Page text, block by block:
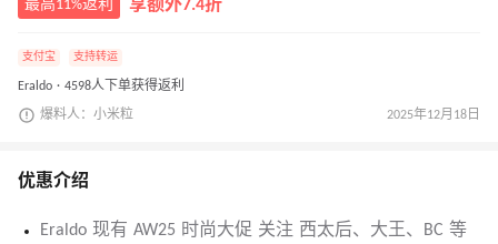
最高11%返利 享额外7.4折
支付宝 支持转运
Eraldo · 4598人下单获得返利
爆料人：小米粒 2025年12月18日
优惠介绍
Eraldo 现有 AW25 时尚大促 关注 西太后、大王、BC 等